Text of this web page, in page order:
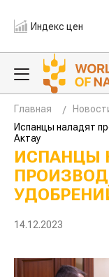
Индекс цен
Главная
Испанцы наладят
Актау
ИСПАНЦЫ
14.12.2023